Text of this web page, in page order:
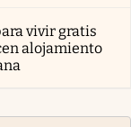
vivir gratis
alojamiento